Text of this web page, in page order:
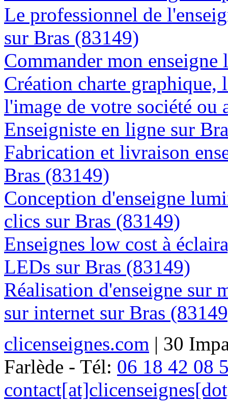
Le professionnel de
sur Bras (83149)
Commander mon
Création charte graphique,
l'image de votre société
Enseigniste en ligne sur
Fabrication et livraison
Bras (83149)
Conception d'enseigne
clics sur Bras (83149)
Enseignes low cost à
LEDs sur Bras (83149)
Réalisation d'enseigne sur
sur internet sur Bras
clicenseignes.com | 30
Farlède - Tél: 06 18 42 08